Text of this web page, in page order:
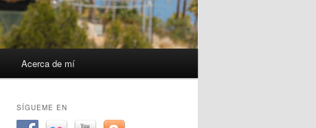
Acerca de mí
SÍGUEME EN